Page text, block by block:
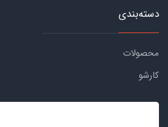
دسته‌بندی
محصولات
کارشو